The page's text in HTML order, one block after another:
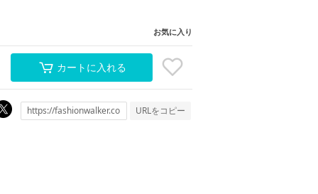
お気に入り
カートに入れる
URLをコピー